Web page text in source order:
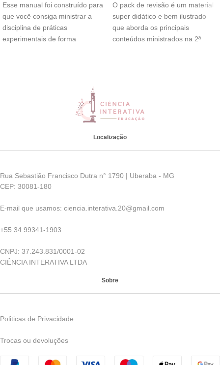
Esse manual foi construído para
que você consiga ministrar a
disciplina de práticas
experimentais de forma
O pack de revisão é um material
super didático e bem ilustrado
que aborda os principais
conteúdos ministrados na 2ª
Localização
Rua Sebastião Francisco Dutra n° 1790 | Uberaba - MG
CEP: 30081-180
E-mail que usamos: ciencia.interativa.20@gmail.com
+55 34 99341-1903
CNPJ: 37.243.831/0001-02
CIÊNCIA INTERATIVA LTDA
Sobre
Politicas de Privacidade
Trocas ou devoluções